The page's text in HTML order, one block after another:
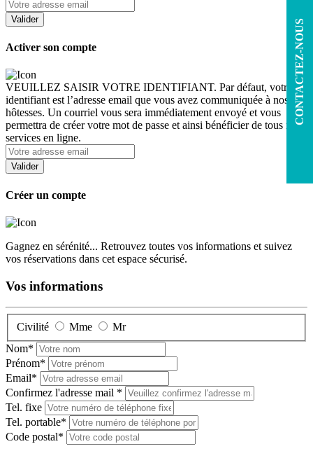
Activer son compte
VEUILLEZ SAISIR VOTRE IDENTIFIANT. Par défaut, votre
identifiant est l’adresse email que vous avez communiquée à nos
hôtesses. Un courriel vous sera immédiatement envoyé et vous
permettra de créer votre mot de passe et ainsi bénéficier de tous nos
services en ligne.
Créer un compte
Gagnez en sérénité... Retrouvez toutes vos informations et suivez
vos réservations dans cet espace sécurisé.
Vos informations
Civilité Mme
Mr
Nom*
Prénom*
Email*
Confirmez l'adresse mail *
Tel. fixe
Tel. portable*
Code postal*
CONTACTEZ-NOUS